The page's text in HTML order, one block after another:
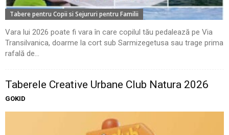
Tabere pentru Copii si Sejururi pentru Familii
Vara lui 2026 poate fi vara în care copilul tău pedalează pe Via
Transilvanica, doarme la cort sub Sarmizegetusa sau trage prima
rafală de...
Taberele Creative Urbane Club Natura 2026
GOKID